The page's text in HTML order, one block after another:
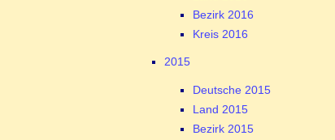
Bezirk 2016
Kreis 2016
2015
Deutsche 2015
Land 2015
Bezirk 2015